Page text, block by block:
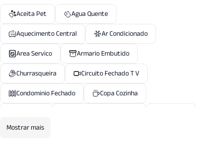
Aceita Pet
Agua Quente
Aquecimento Central
Ar Condicionado
Area Servico
Armario Embutido
Churrasqueira
Circuito Fechado T V
Condominio Fechado
Copa Cozinha
Espera Carro Eletrico
Mostrar mais